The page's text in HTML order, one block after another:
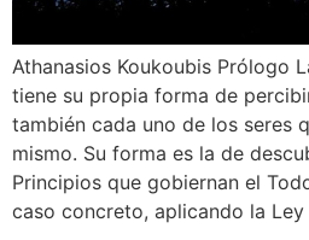
Athanasios Koukoubis Prólogo
tiene su propia forma de
también cada uno de los seres
mismo. Su forma es la de
Principios que gobiernan el
caso concreto, aplicando la